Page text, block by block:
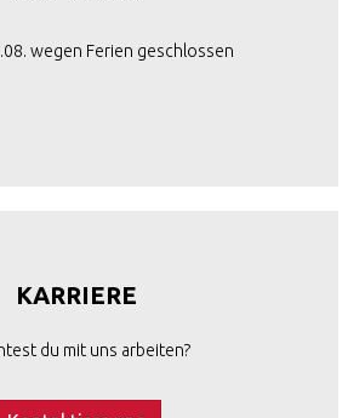
wegen Ferien geschlossen
KARRIERE
du mit uns arbeiten?